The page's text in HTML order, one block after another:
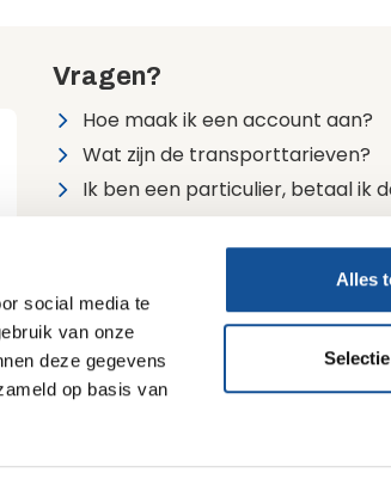
social media te
van onze
deze gegevens
op basis van
Alles
Vragen?
Hoe maak ik een account aan?
Wat zijn de transporttarieven?
Ik ben een particulier, betaal ik
24/7 bereikbaar
0900 7474747 (lokaal tarief)
Sijperda ECO-bewust